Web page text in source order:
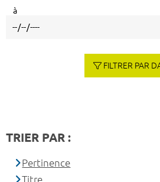
à
FILTRER PAR
TRIER PAR :
Pertinence
Titre